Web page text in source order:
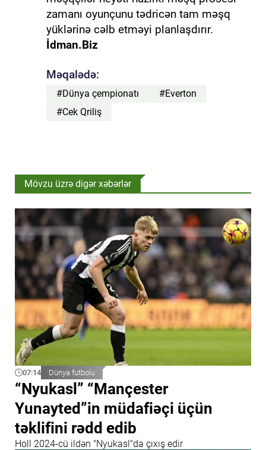
zamanı oyunçunu tədricən tam məşq
yüklərinə cəlb etməyi planlaşdırır.
İdman.Biz
Məqalədə:
#Dünya çempionatı
#Everton
#Cek Qriliş
Mövzu üzrə digər xəbərlər
07:14 Dünya futbolu
“Nyukasl” “Mançester
Yunayted”in müdafiəçi üçün
təklifini rədd edib
Holl 2024-cü ildən "Nyukasl"da çıxış edir